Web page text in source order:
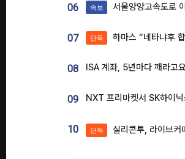
06 속보 서울양양고속도로 이천
07 단독 하마스 “네타냐후 합의안 거절,
08 ISA 계좌, 5년마다 깨라고
09
10 단독 실리콘투, 라이브커머스팀 신설…K뷰티 ‘글